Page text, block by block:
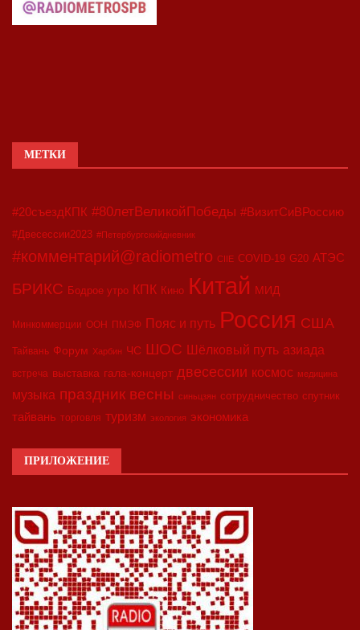
МЕТКИ
#20съездКПК #80летВеликойПобеды #ВизитСиВРоссию
#Двесессии2023 #Петербургскийдневник
#комментарий@radiometro CIIE COVID-19 G20 АТЭС
БРИКС Бодрое утро КПК Кино Китай МИД
Минкоммерции ООН ПМЭФ Пояс и путь Россия США
Тайвань Форум Харбин ЧС ШОС Шёлковый путь азиада
встреча выставка гала-концерт двесессии космос медицина
музыка праздник весны синьцзян сотрудничество спутник
тайвань торговля туризм экология экономика
ПРИЛОЖЕНИЕ